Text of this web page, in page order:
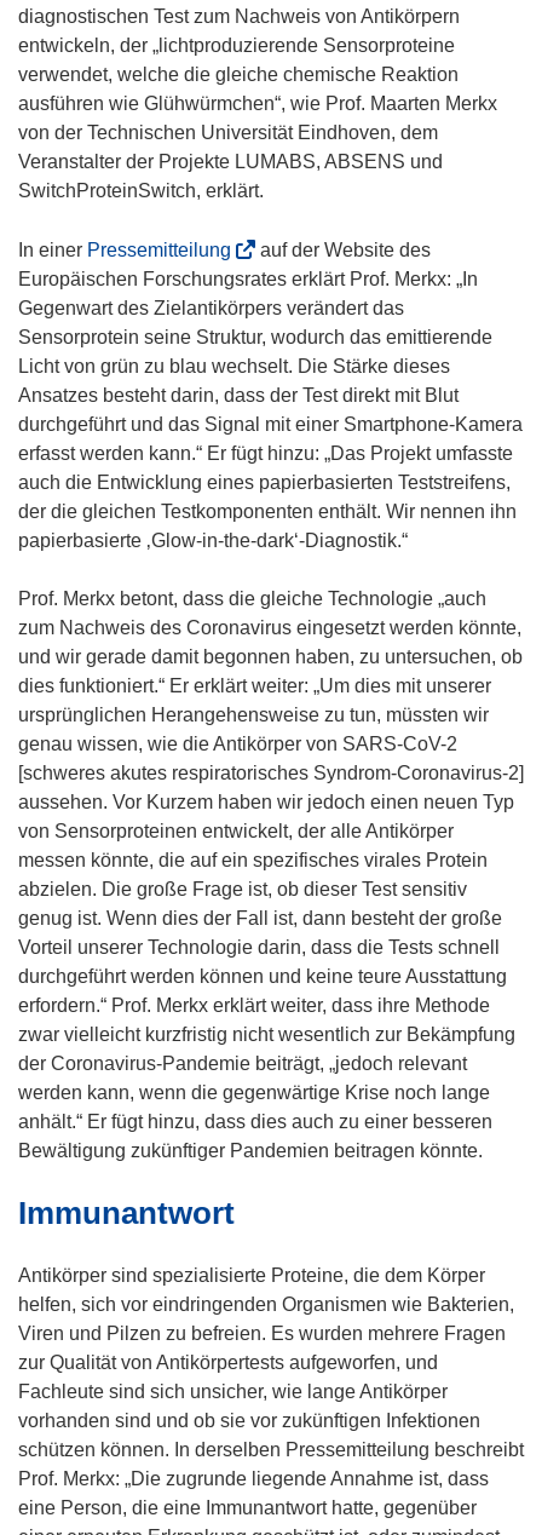
diagnostischen Test zum Nachweis von Antikörpern
entwickeln, der „lichtproduzierende Sensorproteine
verwendet, welche die gleiche chemische Reaktion
ausführen wie Glühwürmchen“, wie Prof. Maarten Merkx
von der Technischen Universität Eindhoven, dem
Veranstalter der Projekte LUMABS, ABSENS und
SwitchProteinSwitch, erklärt.
In einer Pressemitteilung
ö
f
f
n
e
t
i
n
n
e
e
m
F
e
n
s
t
e
r
)
auf der Website des
Europäischen Forschungsrates erklärt Prof. Merkx: „In
Gegenwart des Zielantikörpers verändert das
Sensorprotein seine Struktur, wodurch das emittierende
Licht von grün zu blau wechselt. Die Stärke dieses
Ansatzes besteht darin, dass der Test direkt mit Blut
durchgeführt und das Signal mit einer Smartphone-Kamera
erfasst werden kann.“ Er fügt hinzu: „Das Projekt umfasste
auch die Entwicklung eines papierbasierten Teststreifens,
der die gleichen Testkomponenten enthält. Wir nennen ihn
papierbasierte ‚Glow-in-the-dark‘-Diagnostik.“
Prof. Merkx betont, dass die gleiche Technologie „auch
zum Nachweis des Coronavirus eingesetzt werden könnte,
und wir gerade damit begonnen haben, zu untersuchen, ob
dies funktioniert.“ Er erklärt weiter: „Um dies mit unserer
ursprünglichen Herangehensweise zu tun, müssten wir
genau wissen, wie die Antikörper von SARS-CoV-2
[schweres akutes respiratorisches Syndrom-Coronavirus-2]
aussehen. Vor Kurzem haben wir jedoch einen neuen Typ
von Sensorproteinen entwickelt, der alle Antikörper
messen könnte, die auf ein spezifisches virales Protein
abzielen. Die große Frage ist, ob dieser Test sensitiv
genug ist. Wenn dies der Fall ist, dann besteht der große
Vorteil unserer Technologie darin, dass die Tests schnell
durchgeführt werden können und keine teure Ausstattung
erfordern.“ Prof. Merkx erklärt weiter, dass ihre Methode
zwar vielleicht kurzfristig nicht wesentlich zur Bekämpfung
der Coronavirus-Pandemie beiträgt, „jedoch relevant
werden kann, wenn die gegenwärtige Krise noch lange
anhält.“ Er fügt hinzu, dass dies auch zu einer besseren
Bewältigung zukünftiger Pandemien beitragen könnte.
Immunantwort
Antikörper sind spezialisierte Proteine, die dem Körper
helfen, sich vor eindringenden Organismen wie Bakterien,
Viren und Pilzen zu befreien. Es wurden mehrere Fragen
zur Qualität von Antikörpertests aufgeworfen, und
Fachleute sind sich unsicher, wie lange Antikörper
vorhanden sind und ob sie vor zukünftigen Infektionen
schützen können. In derselben Pressemitteilung beschreibt
Prof. Merkx: „Die zugrunde liegende Annahme ist, dass
eine Person, die eine Immunantwort hatte, gegenüber